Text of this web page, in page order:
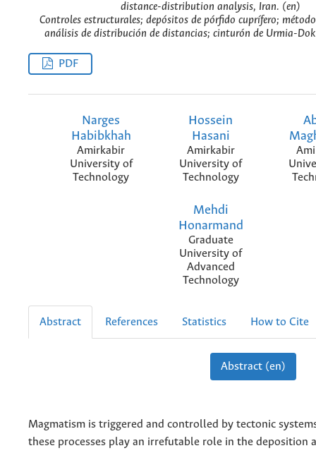
distance-distribution analysis, Iran. (en)
Controles estructurales; depósitos de pórfido cuprífero;
análisis de distribución de distancias; cinturón de Urmia-
PDF
Narges
Habibkhah
Amirkabir
University of
Technology
Hossein
Hasani
Amirkabir
University of
Technology
Mehdi
Honarmand
Graduate
University of
Advanced
Technology
Abstract References Statistics How to Cite
Abstract (en)
Magmatism is triggered and controlled by tectonic
these processes play an irrefutable role in the deposition